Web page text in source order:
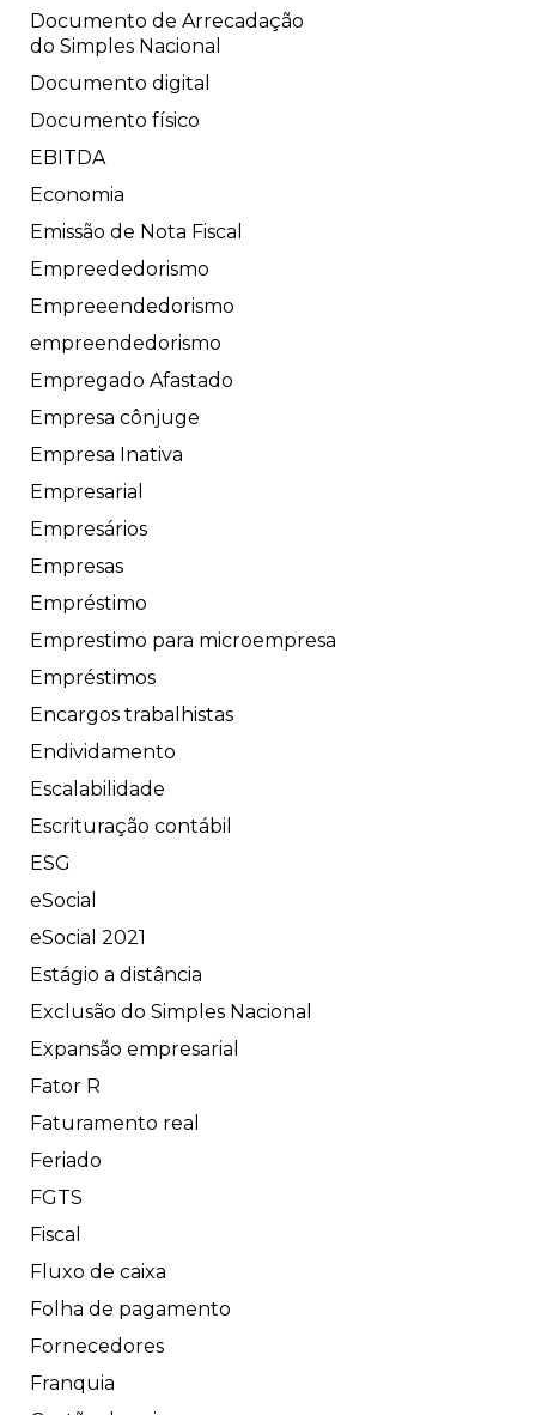
Documento de Arrecadação
do Simples Nacional
Documento digital
Documento físico
EBITDA
Economia
Emissão de Nota Fiscal
Empreededorismo
Empreeendedorismo
empreendedorismo
Empregado Afastado
Empresa cônjuge
Empresa Inativa
Empresarial
Empresários
Empresas
Empréstimo
Emprestimo para microempresa
Empréstimos
Encargos trabalhistas
Endividamento
Escalabilidade
Escrituração contábil
ESG
eSocial
eSocial 2021
Estágio a distância
Exclusão do Simples Nacional
Expansão empresarial
Fator R
Faturamento real
Feriado
FGTS
Fiscal
Fluxo de caixa
Folha de pagamento
Fornecedores
Franquia